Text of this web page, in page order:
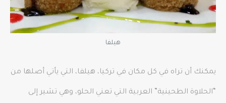
هيلفا
يمكنك أن تراه في كل مكان في تركيا، هيلفا، التي يأتي أصلها من
“الحلاوة الطحينية” العربية التي تعني الحلو، وهي تشير إلى